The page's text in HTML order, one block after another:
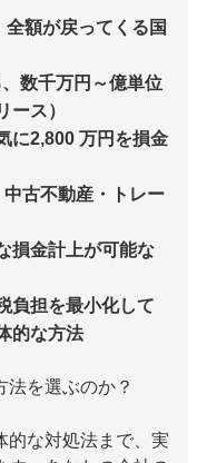
全額が戻ってくる国
数千万円～億単位
ース）
に2,800 万円を損金
中古不動産・トレー
損金計上が可能な
負担を最小化して
的な方法
法を選ぶのか？
的な対処法まで、実